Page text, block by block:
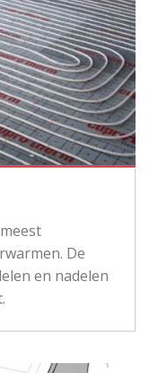
De
en nadelen